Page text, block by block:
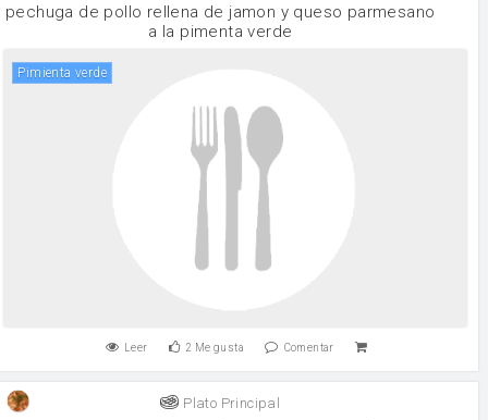
pechuga de pollo rellena de jamon y queso parmesano
a la pimenta verde
pimienta verde
Leer 2 Me gusta Comentar
Plato Principal